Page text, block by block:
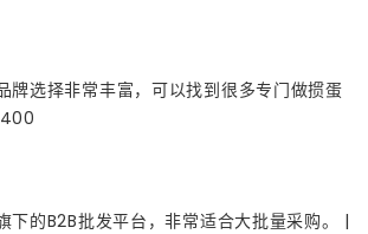
选择非常丰富，可以找到很多专门做掼蛋
的B2B批发平台，非常适合大批量采购。 |